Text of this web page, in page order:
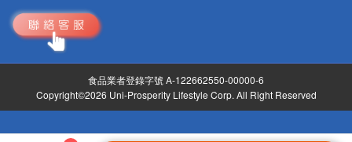
食品業者登錄字號 A-122662550-00000-6
Copyright©2026 Uni-Prosperity Lifestyle Corp. All Right Reserved